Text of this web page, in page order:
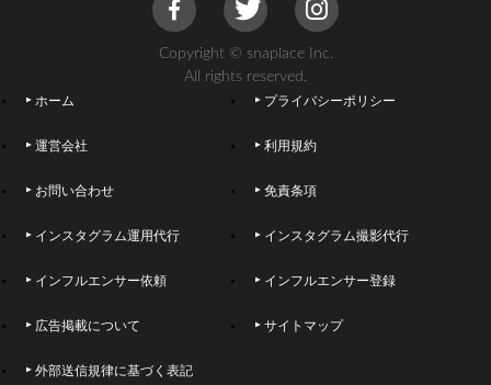
Copyright © snaplace Inc.
All rights reserved.
ホーム プライバシーポリシー
運営会社 利用規約
お問い合わせ 免責条項
インスタグラム運用代行 インスタグラム撮影代行
インフルエンサー依頼 インフルエンサー登録
広告掲載について サイトマップ
外部送信規律に基づく表記